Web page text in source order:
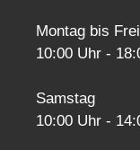
Montag bis
10:00 Uhr -
Samstag
10:00 Uhr -